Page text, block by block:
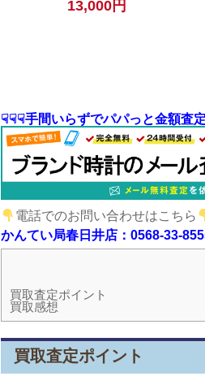
クの買取査定価格を公
13,000円
格を公開
☟☟☟手間いらずでパパっと金額査
電話でのお問い合わせはこちら
かんてい局春日井店：0568-33-
買取査定ポイント
買取感想
買取査定ポイント